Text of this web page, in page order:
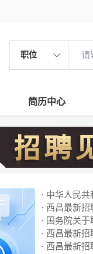
职位
简历中心
· 中华人民
· 西昌最新
· 国务院关
· 西昌最新
· 西昌最新招